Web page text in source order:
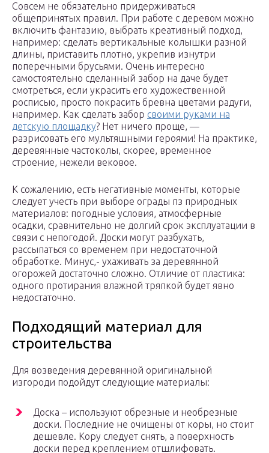
Совсем не обязательно придерживаться
общепринятых правил. При работе с деревом можно
включить фантазию, выбрать креативный подход,
например: сделать вертикальные колышки разной
длины, приставить плотно, укрепив изнутри
поперечными брусьями. Очень интересно
самостоятельно сделанный забор на даче будет
смотреться, если украсить его художественной
росписью, просто покрасить бревна цветами радуги,
например. Как сделать забор своими руками на
детскую площадку? Нет ничего проще, —
разрисовать его мультяшными героями! На практике,
деревянные частоколы, скорее, временное
строение, нежели вековое.
К сожалению, есть негативные моменты, которые
следует учесть при выборе ограды пз природных
материалов: погодные условия, атмосферные
осадки, сравнительно не долгий срок эксплуатации в
связи с непогодой. Доски могут разбухать,
рассыпаться со временем при недостаточной
обработке. Минус,- ухаживать за деревянной
огорожей достаточно сложно. Отличие от пластика:
одного протирания влажной тряпкой будет явно
недостаточно.
Подходящий материал для
строительства
Для возведения деревянной оригинальной
изгороди подойдут следующие материалы:
Доска – используют обрезные и необрезные
доски. Последние не очищены от коры, но стоит
дешевле. Кору следует снять, а поверхность
доски перед креплением отшлифовать.